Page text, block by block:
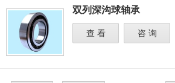
双列深沟球轴承
查 看 咨 询